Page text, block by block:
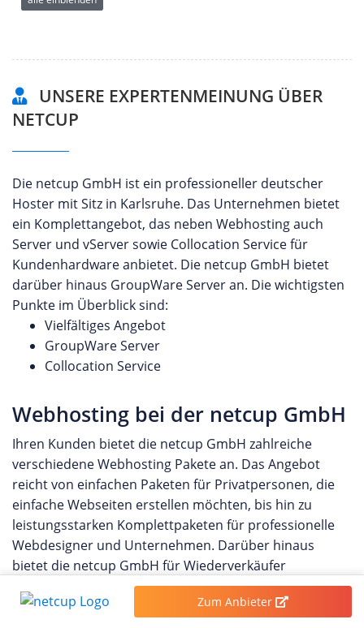
UNSERE EXPERTENMEINUNG ÜBER
NETCUP
Die netcup GmbH ist ein professioneller deutscher
Hoster mit Sitz in Karlsruhe. Das Unternehmen bietet
ein Komplettangebot, das neben Webhosting auch
Server und vServer sowie Collocation Service für
Kundenhardware anbietet. Die netcup GmbH bietet
darüber hinaus GroupWare Server an. Die wichtigsten
Punkte im Überblick sind:
Vielfältiges Angebot
GroupWare Server
Collocation Service
Webhosting bei der netcup GmbH
Ihren Kunden bietet die netcup GmbH zahlreiche
verschiedene Webhosting Pakete an. Das Angebot
reicht von einfachen Paketen für Privatpersonen, die
einfache Webseiten erstellen möchten, bis hin zu
leistungsstarken Komplettpaketen für professionelle
Webdesigner und Unternehmen. Darüber hinaus
bietet die netcup GmbH für Wiederverkäufer
verschiedene Reseller Pakete an.
Zum Anbieter